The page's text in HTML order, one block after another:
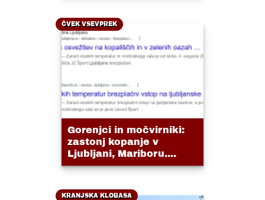
ČVEK VSEVPREK
Gorenjci in močvirniki:
zastonj kopanje v
Ljubljani, Mariboru....
KRANJSKA KLOBASA